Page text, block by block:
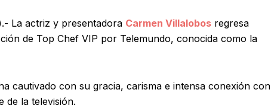
La actriz y presentadora Carmen Villalobos regresa
de Top Chef VIP por Telemundo, conocida como la
cautivado con su gracia, carisma e intensa conexión con
de la televisión.